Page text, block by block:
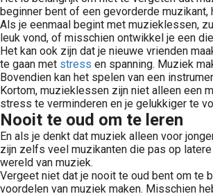
beginner bent of een gevorderde
Als je eenmaal begint met muzieklessen,
leuk vond, of misschien ontwikkel je een
Het kan ook zijn dat je nieuwe vrienden
te gaan met stress en spanning. Muziek
Bovendien kan het spelen van een
Kortom, muzieklessen zijn niet alleen een
stress te verminderen en je gelukkiger te
Nooit te oud om te leren
En als je denkt dat muziek alleen voor
zijn zelfs veel muzikanten die pas op
wereld van muziek.
Vergeet niet dat je nooit te oud bent om te
voordelen van muziek maken. Misschien